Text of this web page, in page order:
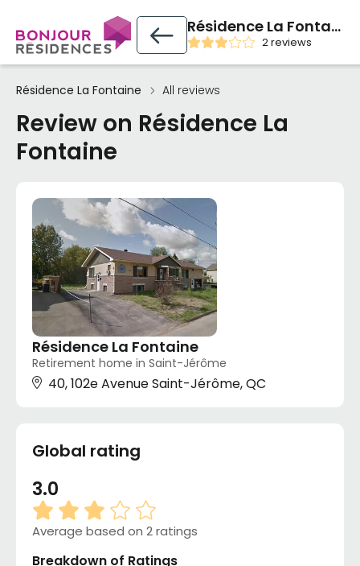
Résidence La Fontaine
2 reviews
Résidence La Fontaine All reviews
Review on Résidence La
Fontaine
Résidence La Fontaine
Retirement home in Saint-Jérôme
40, 102e Avenue Saint-Jérôme, QC
Global rating
3.0
Average based on 2 ratings
Breakdown of Ratings